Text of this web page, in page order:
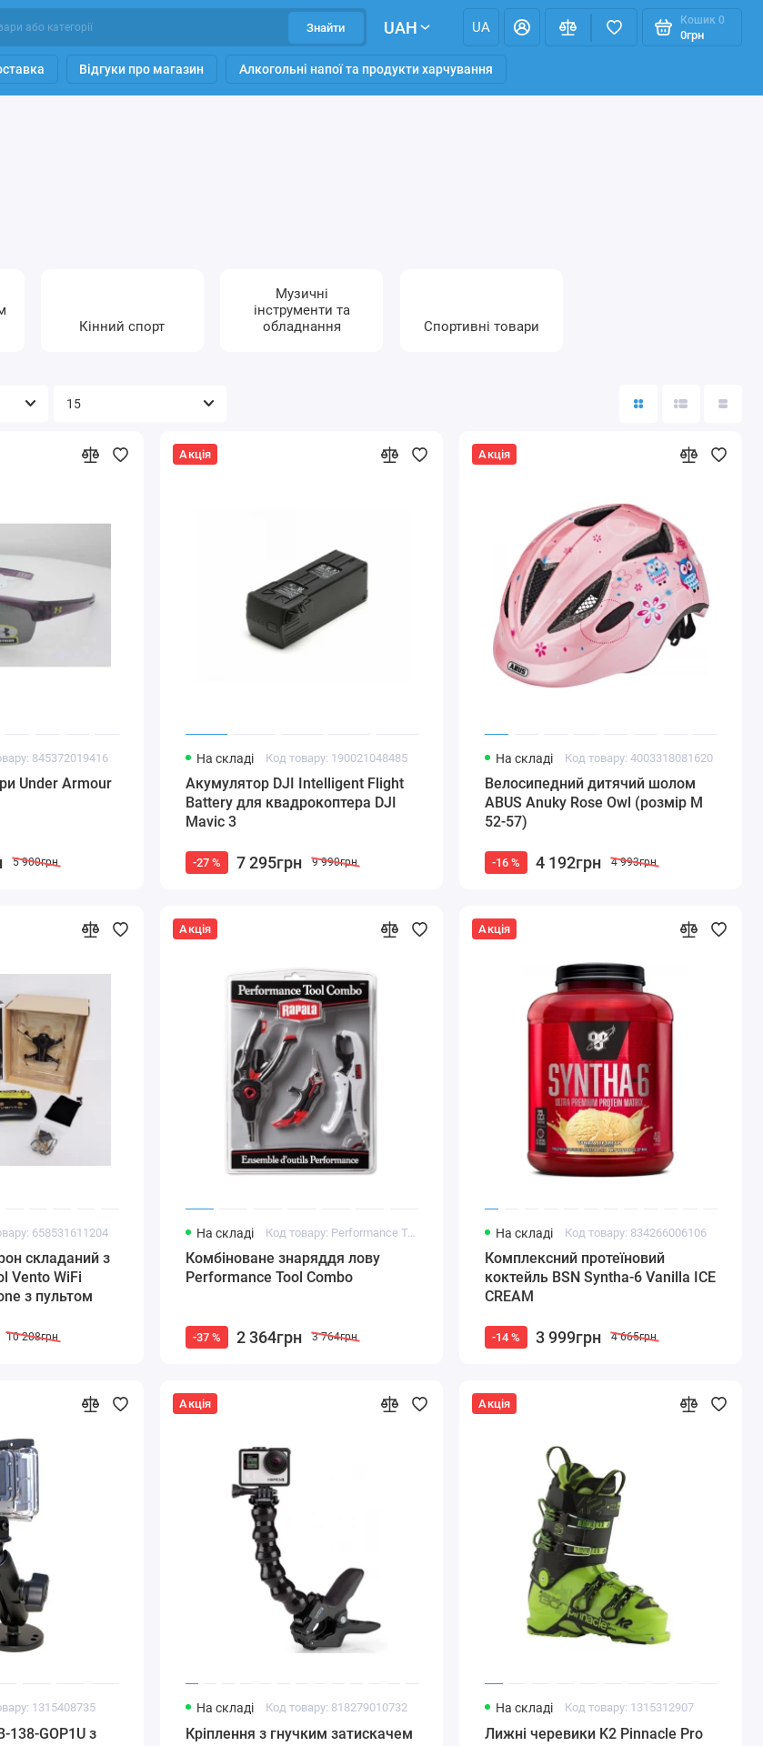
Знайти UAH UA Кошик 0
0грн
Відгуки про магазин Алкогольні напої та продукти харчування
Кінний спорт
Музичні
інструменти та
обладнання
Спортивні товари
845372019416
Under Armour
5 900грн
Акція
На складі Код товару: 190021048485
Акумулятор DJI Intelligent Flight
Battery для квадрокоптера DJI
Mavic 3
-27 % 7 295грн 9 990грн
Акція
На складі Код товару: 4003318081620
Велосипедний дитячий шолом
ABUS Anuky Rose Owl (розмір М
52-57)
-16 % 4 192грн 4 993грн
658531611204
складаний з
Vento WiFi
з пультом
10 208грн
Акція
На складі Код товару: Performance Tool Combo
Комбіноване знаряддя лову
Performance Tool Combo
-37 % 2 364грн 3 764грн
Акція
На складі Код товару: 834266006106
Комплексний протеїновий
коктейль BSN Syntha-6 Vanilla ICE
CREAM
-14 % 3 999грн 4 665грн
1315408735
138-GOP1U з
Акція
На складі Код товару: 818279010732
Кріплення з гнучким затискачем
Акція
На складі Код товару: 1315312907
Лижні черевики K2 Pinnacle Pro